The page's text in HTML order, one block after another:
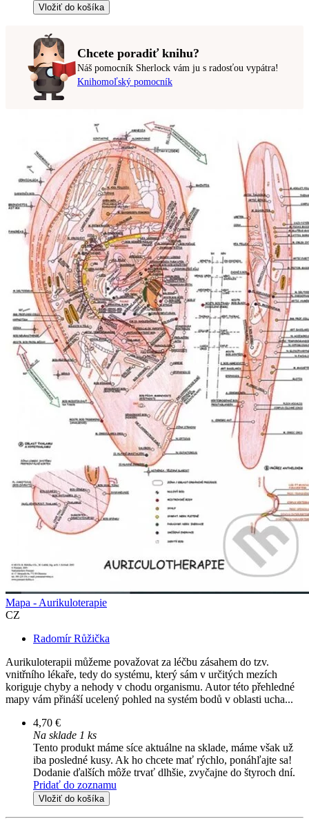
Vložiť do košíka
Chcete poradiť knihu?
Náš pomocník Sherlock vám ju s radosťou vypátra!
Knihomoľský pomocník
Mapa - Aurikuloterapie
CZ
Radomír Růžička
Aurikuloterapii můžeme považovat za léčbu zásahem do tzv.
vnitřního lékaře, tedy do systému, který sám v určitých mezích
koriguje chyby a nehody v chodu organismu. Autor této přehledné
mapy vám přináší ucelený pohled na systém bodů v oblasti ucha...
4,70 €
Na sklade 1 ks
Tento produkt máme síce aktuálne na sklade, máme však už
iba posledné kusy. Ak ho chcete mať rýchlo, ponáhľajte sa!
Dodanie ďalších môže trvať dlhšie, zvyčajne do štyroch dní.
Pridať do zoznamu
Vložiť do košíka